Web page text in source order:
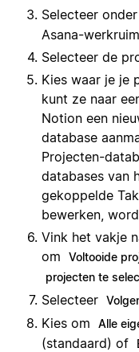
Selecteer onder
Asana-
Selecteer de
Kies waar je je
kunt ze naar
Notion een
database
Projecten-
databases van
gekoppelde
bewerken,
Vink het vakje
om
Voltooide
projecten te
Selecteer
Kies om
Alle
(standaard) of